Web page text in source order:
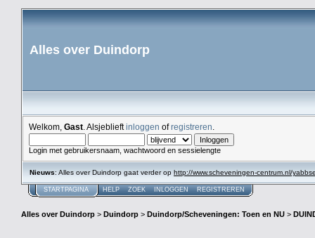
Alles over Duindorp
Welkom, Gast . Alsjeblieftinloggen ofregistreren
Login met gebruikersnaam, wachtwoord en sessielengte
Nieuws: Alles over Duindorp gaat verder op http://www.scheveningen-centrum.nl/
STARTPAGINA HELP ZOEK INLOGGEN REGISTREREN
Alles over Duindorp > Duindorp > Duindorp/Scheveningen: Toen en NU >